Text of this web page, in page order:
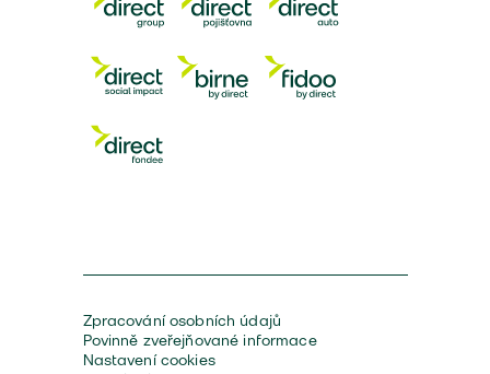
Zpracování osobních údajů
Povinně zveřejňované informace
Nastavení cookies